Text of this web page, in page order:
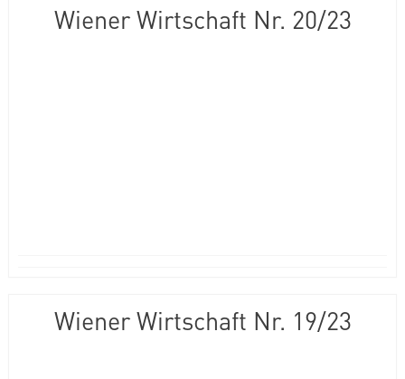
Wiener Wirtschaft Nr. 20/23
Wiener Wirtschaft Nr. 19/23